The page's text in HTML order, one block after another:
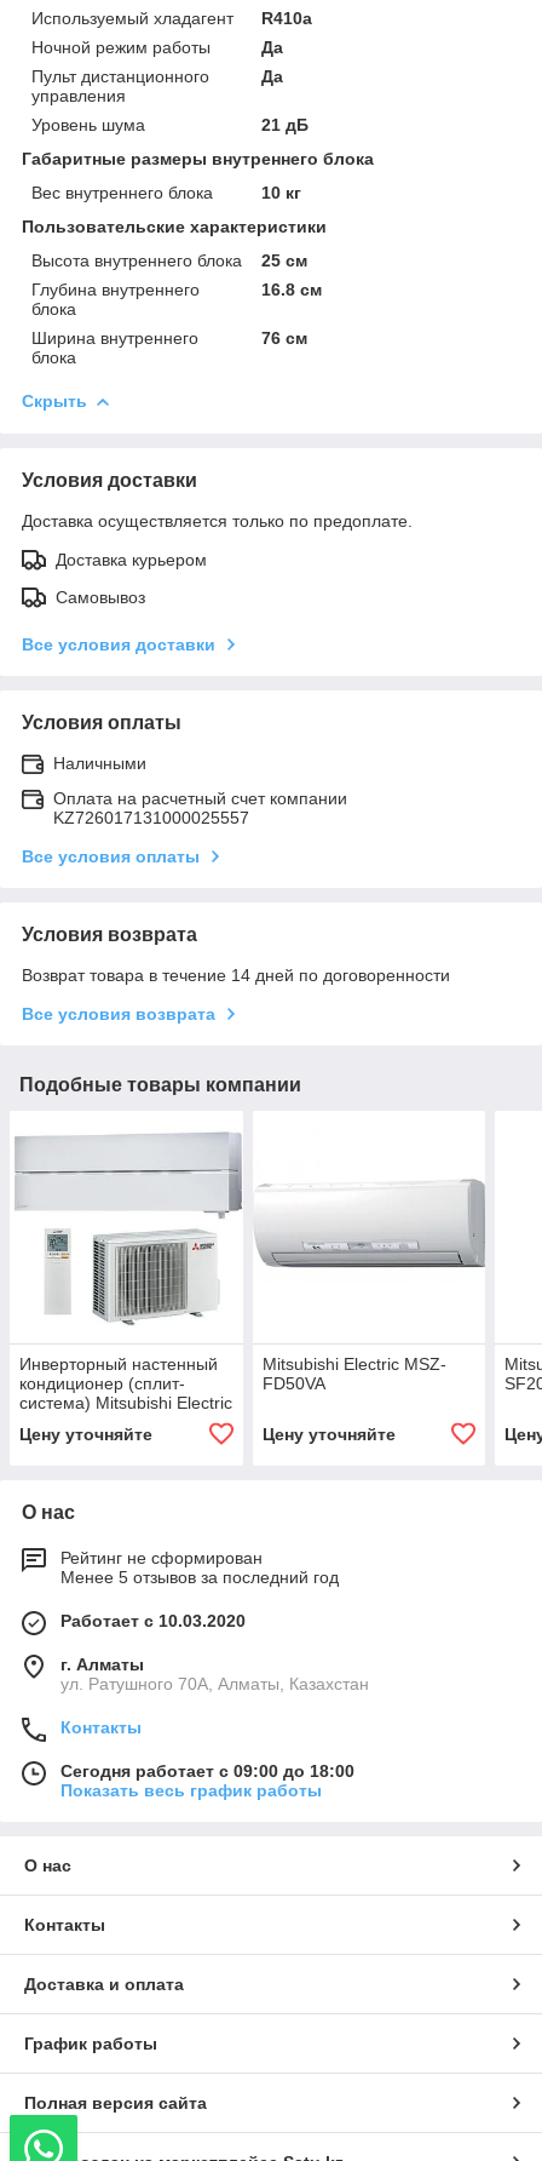
Используемый хладагент
R410a
Ночной режим работы
Да
Пульт дистанционного
управления
Да
Уровень шума
21 дБ
Габаритные размеры внутреннего блока
Вес внутреннего блока
10 кг
Пользовательские характеристики
Высота внутреннего блока
25 cм
Глубина внутреннего
блока
16.8 cм
Ширина внутреннего
блока
76 cм
Скрыть
Условия доставки
Доставка осуществляется только по предоплате.
Доставка курьером
Самовывоз
Все условия доставки
Условия оплаты
Наличными
Оплата на расчетный счет компании
KZ726017131000025557
Все условия оплаты
Условия возврата
Возврат товара в течение 14 дней по договоренности
Все условия возврата
Подобные товары компании
Инверторный настенный
кондиционер (сплит-
система) Mitsubishi Electric
MSZ-LN25VG2W / MUZ-
LN25VG2
Цену уточняйте
Mitsubishi Electric MSZ-
FD50VA
Цену уточняйте
О нас
Рейтинг не сформирован
Менее 5 отзывов за последний год
Работает с 10.03.2020
г. Алматы
ул. Ратушного 70А, Алматы, Казахстан
Контакты
Сегодня работает с 09:00 до 18:00
Показать весь график работы
О нас
Контакты
Доставка и оплата
График работы
Полная версия сайта